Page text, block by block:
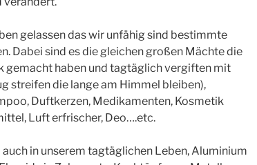
gelassen das wir unfähig sind bestimmte
Dabei sind es die gleichen großen Mächte die
gemacht haben und tagtäglich vergiften mit
streifen die lange am Himmel bleiben),
Duftkerzen, Medikamenten, Kosmetik
Luft erfrischer, Deo….etc.
in unserem tagtäglichen Leben, Aluminium